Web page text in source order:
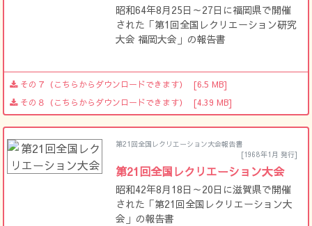
昭和64年8月25日～27日に福岡県で開催
された「第1回全国レクリエーション研究
大会 福岡大会」の報告書
その７（こちらからダウンロードできます）
[6.5 MB]
その８（こちらからダウンロードできます）
[4.39 MB]
第21回全国レクリエーション大会報告書
[1968年1月 発行]
第21回全国レクリエーション大会
昭和42年8月18日～20日に滋賀県で開催
された「第21回全国レクリエーション大
会」の報告書